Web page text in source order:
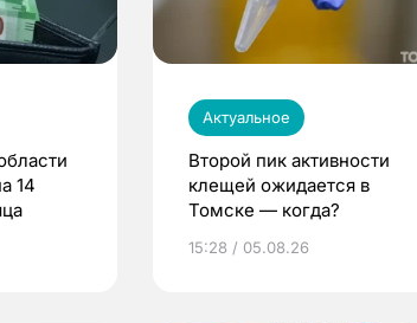
14
Актуальное
Второй пик активности
клещей ожидается в
Томске — когда?
15:28 / 05.08.26